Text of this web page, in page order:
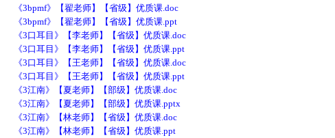
《3bpmf》【翟老师】【省级】优质课.doc
《3bpmf》【翟老师】【省级】优质课.ppt
《3口耳目》【李老师】【省级】优质课.doc
《3口耳目》【李老师】【省级】优质课.ppt
《3口耳目》【王老师】【省级】优质课.doc
《3口耳目》【王老师】【省级】优质课.ppt
《3江南》【夏老师】【部级】优质课.doc
《3江南》【夏老师】【部级】优质课.pptx
《3江南》【林老师】【省级】优质课.doc
《3江南》【林老师】【省级】优质课.ppt